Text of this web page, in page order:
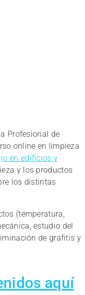
Profesional de
online en limpieza
en edificios y
y los productos
los distintas
(temperatura,
estudio del
de grafitis y
aquí